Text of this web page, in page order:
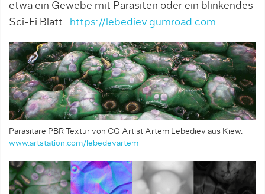
etwa ein Gewebe mit Parasiten oder ein blinkendes
Sci-Fi Blatt.
https://lebediev.gumroad.com
Parasitäre PBR Textur von CG Artist Artem Lebediev aus Kiew.
www.artstation.com/lebedevartem